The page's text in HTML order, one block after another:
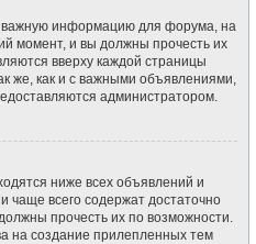
информацию для форума, на
момент, и вы должны прочесть их
вверху каждой страницы
же, как и с важными объявлениями,
администратором.
ниже всех объявлений и
чаще всего содержат достаточно
прочесть их по возможности.
на создание прилепленных тем